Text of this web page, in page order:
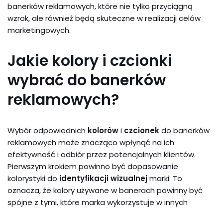
banerków reklamowych, które nie tylko przyciągną
wzrok, ale również będą skuteczne w realizacji celów
marketingowych.
Jakie kolory i czcionki
wybrać do banerków
reklamowych?
Wybór odpowiednich kolorówi czcionekdo banerków
reklamowych może znacząco wpłynąć na ich
efektywność i odbiór przez potencjalnych klientów.
Pierwszym krokiem powinno być dopasowanie
kolorystyki do identyfikacji wizualnejmarki. To
oznacza, że kolory używane w banerach powinny być
spójne z tymi, które marka wykorzystuje w innych